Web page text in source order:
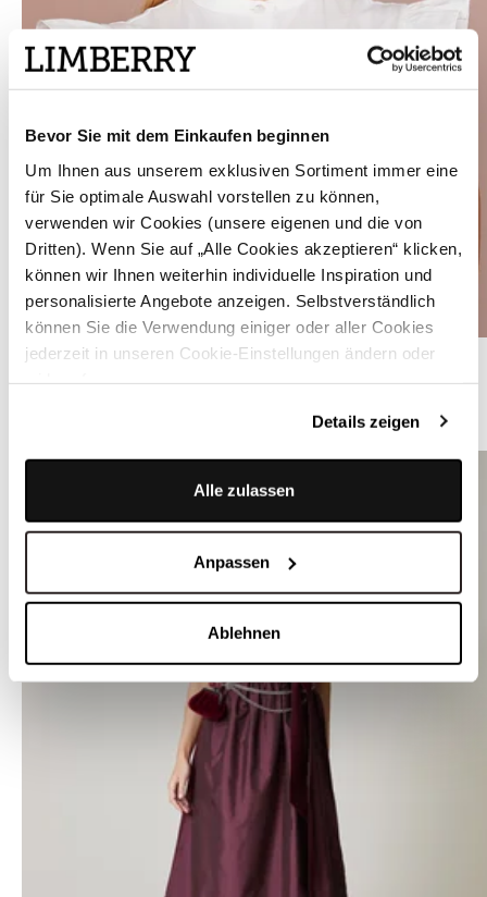
Bevor Sie mit dem Einkaufen beginnen
Um Ihnen aus unserem exklusiven Sortiment immer eine
für Sie optimale Auswahl vorstellen zu können,
verwenden wir Cookies (unsere eigenen und die von
Dritten). Wenn Sie auf „Alle Cookies akzeptieren“ klicken,
können wir Ihnen weiterhin individuelle Inspiration und
personalisierte Angebote anzeigen. Selbstverständlich
können Sie die Verwendung einiger oder aller Cookies
jederzeit in unseren Cookie-Einstellungen ändern oder
Details zeigen
Alle zulassen
Anpassen
Ablehnen
Hochgeschlossene Dirndlbluse mit Flügelärmel - NORA UNI
ÄHNLICHE STYLES LIMBERRY